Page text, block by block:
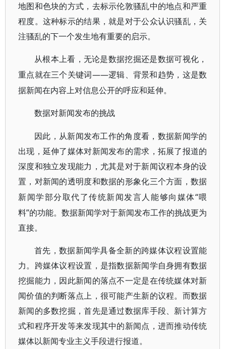
地图和色块的方式，去标示伦敦骚乱中的地点和严重
程度。这种标示的结果，就是对于公众认识骚乱，关
注骚乱的下一个发生地有重要的启示。
从根本上看，无论是数据挖掘还是数据可视化，
重点就在三个关键词——逻辑、背景和趋势，这是数
据新闻在内容上对信息公开的呼应和延伸。
数据对新闻发布的挑战
因此，从新闻发布工作的角度看，数据新闻学的
出现，延伸了媒体对新闻发布的需求，拓展了报道的
深度和独立发现能力，尤其是对于新闻议程本身的设
置，对新闻的透明度和数据的形象化三个方面，数据
新闻学部分取代了传统新闻发言人能够向媒体“喂
料”的功能。数据新闻学对于新闻发布工作的挑战更为
直接。
首先，数据新闻学具备全新的跨媒体议程设置能
力。跨媒体议程设置，是指数据新闻学自身拥有数据
挖掘能力，因此新闻的落点不一定是在传统媒体对新
闻价值的判断落点上，很可能产生新的议程。而数据
新闻的多数挖掘，首先是通过数据库手段、新计算方
式和程序开发等来发现其中的新闻点，进而推动传统
媒体以新闻专业主义手段进行报道。